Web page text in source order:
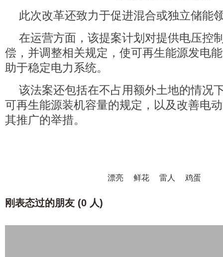
此次改革还致力于促进混合或独立储能
在运营方面，该提案计划对提供电压控
偿，并调整相关规定，使可再生能源发电
助于稳定电力系统。
该法案还包括在不占用额外土地的情况
可再生能源装机容量的规定，以及改善电
其推广的举措。
漂亮 鲜花 雷人 鸡蛋
刚表态过的朋友 (0 人)